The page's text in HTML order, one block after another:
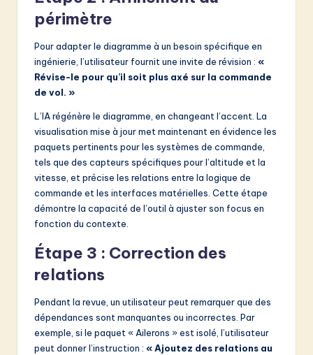
périmètre
Pour adapter le diagramme à un besoin spécifique en
ingénierie, l’utilisateur fournit une invite de révision : «
Révise-le pour qu’il soit plus axé sur la commande
de vol. »
L’IA régénère le diagramme, en changeant l’accent. La
visualisation mise à jour met maintenant en évidence les
paquets pertinents pour les systèmes de commande,
tels que des capteurs spécifiques pour l’altitude et la
vitesse, et précise les relations entre la logique de
commande et les interfaces matérielles. Cette étape
démontre la capacité de l’outil à ajuster son focus en
fonction du contexte.
Étape 3 : Correction des
relations
Pendant la revue, un utilisateur peut remarquer que des
dépendances sont manquantes ou incorrectes. Par
exemple, si le paquet « Ailerons » est isolé, l’utilisateur
peut donner l’instruction : « Ajoutez des relations au